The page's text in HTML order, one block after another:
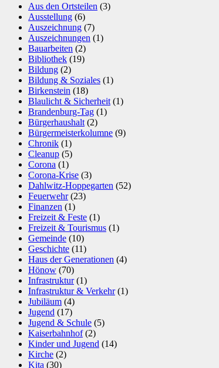
Aus den Ortsteilen (3)
Ausstellung (6)
Auszeichnung (7)
Auszeichnungen (1)
Bauarbeiten (2)
Bibliothek (19)
Bildung (2)
Bildung & Soziales (1)
Birkenstein (18)
Blaulicht & Sicherheit (1)
Brandenburg-Tag (1)
Bürgerhaushalt (2)
Bürgermeisterkolumne (9)
Chronik (1)
Cleanup (5)
Corona (1)
Corona-Krise (3)
Dahlwitz-Hoppegarten (52)
Feuerwehr(23)
Finanzen (1)
Freizeit & Feste (1)
Freizeit & Tourismus (1)
Gemeinde (10)
Geschichte (11)
Haus der Generationen (4)
Hönow (70)
Infrastruktur(1)
Infrastruktur & Verkehr(1)
Jubiläum (4)
Jugend (17)
Jugend & Schule (5)
Kaiserbahnhof(2)
Kinder und Jugend (14)
Kirche (2)
Kita (30)